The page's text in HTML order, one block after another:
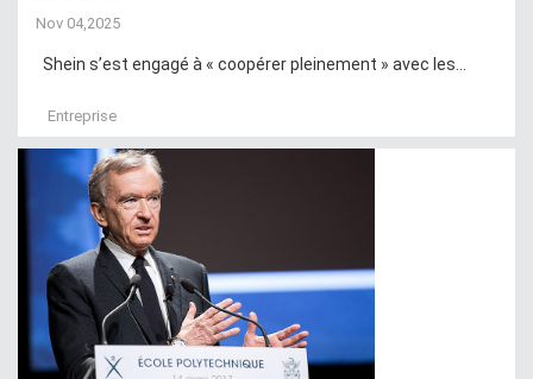
Nov 04,2025
Shein s’est engagé à « coopérer pleinement » avec les...
Entreprise